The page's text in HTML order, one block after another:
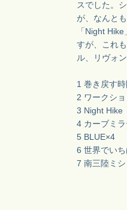
スでした。
が、なんと
「Night
すが、これ
ル、リヴォ
1 巻き戻す
2 ワークシ
3 Night Hike
4 カーブミ
5 BLUE×4
6 世界でい
7 南三陸ミ